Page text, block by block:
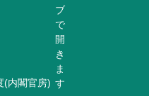
(内閣官房)